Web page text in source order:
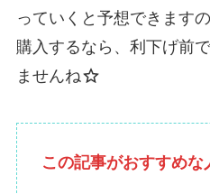
っていくと予想できます
購入するなら、利下げ前
ませんね
この記事がおすすめな